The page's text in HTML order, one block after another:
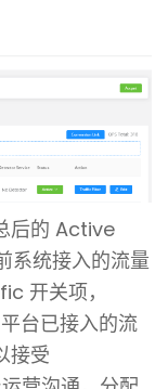
后的 Active
系统接入的流量
开关项，
台已接入的流
接受